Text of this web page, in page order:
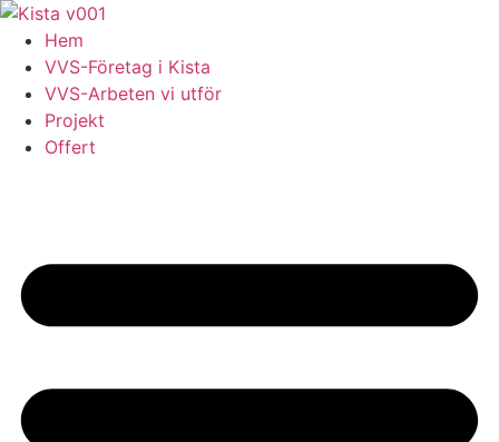
Skip
content
Hem
VVS-Företag i Kista
VVS-Arbeten vi utför
Projekt
Offert